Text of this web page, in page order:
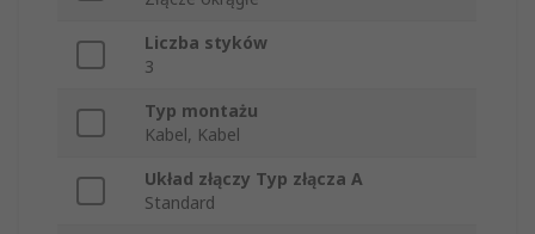
Liczba styków
3
Typ montażu
Kabel, Kabel
Układ złączy Typ złącza A
Standard